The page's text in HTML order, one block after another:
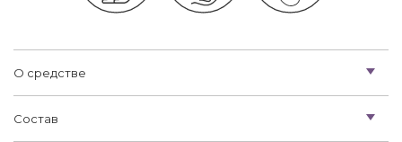
О средстве
Состав